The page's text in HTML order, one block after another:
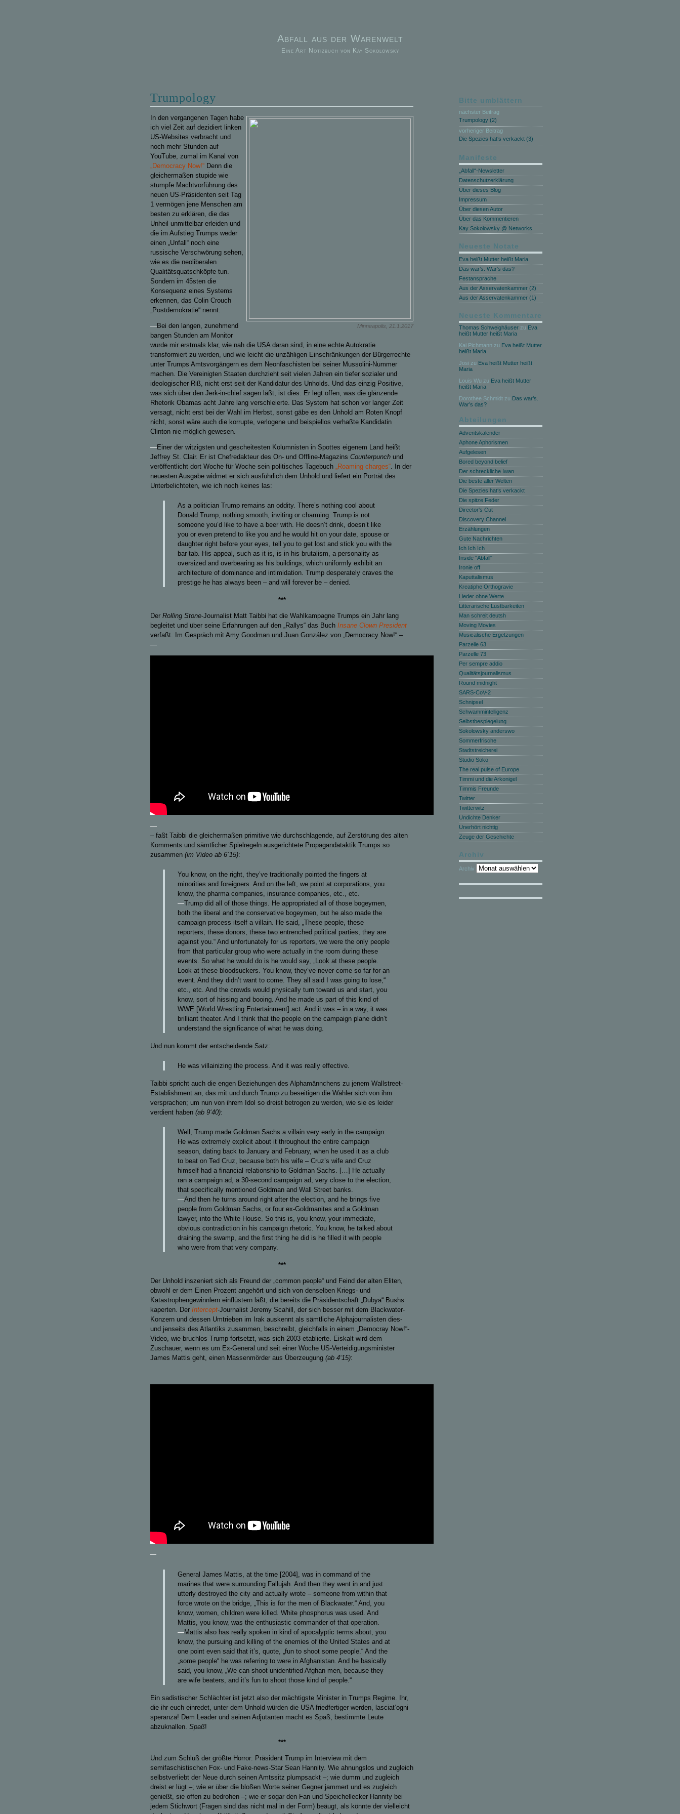
Abfall aus der Warenwelt
Eine Art Notizbuch von Kay Sokolowsky
Trumpology
Minneapolis, 21.1.2017
In den vergangenen Tagen habe
ich viel Zeit auf dezidiert linken
US-Websites verbracht und
noch mehr Stunden auf
YouTube, zumal im Kanal von
„Democracy Now!“ Denn die
gleichermaßen stupide wie
stumpfe Machtvorführung des
neuen US-Präsidenten seit Tag
1 vermögen jene Menschen am
besten zu erklären, die das
Unheil unmittelbar erleiden und
die im Aufstieg Trumps weder
einen „Unfall“ noch eine
russische Verschwörung sehen,
wie es die neoliberalen
Qualitätsquatschköpfe tun.
Sondern im 45sten die
Konsequenz eines Systems
erkennen, das Colin Crouch
„Postdemokratie“ nennt.
—Bei den langen, zunehmend
bangen Stunden am Monitor
wurde mir erstmals klar, wie nah die USA daran sind, in eine echte Autokratie
transformiert zu werden, und wie leicht die unzähligen Einschränkungen der Bürgerrechte
unter Trumps Amtsvorgängern es dem Neonfaschisten bei seiner Mussolini-Nummer
machen. Die Vereinigten Staaten durchzieht seit vielen Jahren ein tiefer sozialer und
ideologischer Riß, nicht erst seit der Kandidatur des Unholds. Und das einzig Positive,
was sich über den Jerk-in-chief sagen läßt, ist dies: Er legt offen, was die glänzende
Rhetorik Obamas acht Jahre lang verschleierte. Das System hat schon vor langer Zeit
versagt, nicht erst bei der Wahl im Herbst, sonst gäbe es den Unhold am Roten Knopf
nicht, sonst wäre auch die korrupte, verlogene und beispiellos verhaßte Kandidatin
Clinton nie möglich gewesen.
—Einer der witzigsten und gescheitesten Kolumnisten in Spottes eigenem Land heißt
Jeffrey St. Clair. Er ist Chefredakteur des On- und Offline-Magazins Counterpunch und
veröffentlicht dort Woche für Woche sein politisches Tagebuch „Roaming charges“. In der
neuesten Ausgabe widmet er sich ausführlich dem Unhold und liefert ein Porträt des
Unterbelichteten, wie ich noch keines las:
As a politician Trump remains an oddity. There’s nothing cool about
Donald Trump, nothing smooth, inviting or charming. Trump is not
someone you’d like to have a beer with. He doesn’t drink, doesn’t like
you or even pretend to like you and he would hit on your date, spouse or
daughter right before your eyes, tell you to get lost and stick you with the
bar tab. His appeal, such as it is, is in his brutalism, a personality as
oversized and overbearing as his buildings, which uniformly exhibit an
architecture of dominance and intimidation. Trump desperately craves the
prestige he has always been – and will forever be – denied.
***
Der Rolling Stone-Journalist Matt Taibbi hat die Wahlkampagne Trumps ein Jahr lang
begleitet und über seine Erfahrungen auf den „Rallys“ das Buch Insane Clown President
verfaßt. Im Gespräch mit Amy Goodman und Juan González von „Democracy Now!“ –
—
—
– faßt Taibbi die gleichermaßen primitive wie durchschlagende, auf Zerstörung des alten
Komments und sämtlicher Spielregeln ausgerichtete Propagandataktik Trumps so
zusammen (im Video ab 6`15):
You know, on the right, they’ve traditionally pointed the fingers at
minorities and foreigners. And on the left, we point at corporations, you
know, the pharma companies, insurance companies, etc., etc.
—Trump did all of those things. He appropriated all of those bogeymen,
both the liberal and the conservative bogeymen, but he also made the
campaign process itself a villain. He said, „These people, these
reporters, these donors, these two entrenched political parties, they are
against you.“ And unfortunately for us reporters, we were the only people
from that particular group who were actually in the room during these
events. So what he would do is he would say, „Look at these people.
Look at these bloodsuckers. You know, they’ve never come so far for an
event. And they didn’t want to come. They all said I was going to lose,“
etc., etc. And the crowds would physically turn toward us and start, you
know, sort of hissing and booing. And he made us part of this kind of
WWE [World Wrestling Entertainment] act. And it was – in a way, it was
brilliant theater. And I think that the people on the campaign plane didn’t
understand the significance of what he was doing.
Und nun kommt der entscheidende Satz:
He was villainizing the process. And it was really effective.
Taibbi spricht auch die engen Beziehungen des Alphamännchens zu jenem Wallstreet-
Establishment an, das mit und durch Trump zu beseitigen die Wähler sich von ihm
versprachen; um nun von ihrem Idol so dreist betrogen zu werden, wie sie es leider
verdient haben (ab 9‘40):
Well, Trump made Goldman Sachs a villain very early in the campaign.
He was extremely explicit about it throughout the entire campaign
season, dating back to January and February, when he used it as a club
to beat on Ted Cruz, because both his wife – Cruz’s wife and Cruz
himself had a financial relationship to Goldman Sachs. […] He actually
ran a campaign ad, a 30-second campaign ad, very close to the election,
that specifically mentioned Goldman and Wall Street banks.
—And then he turns around right after the election, and he brings five
people from Goldman Sachs, or four ex-Goldmanites and a Goldman
lawyer, into the White House. So this is, you know, your immediate,
obvious contradiction in his campaign rhetoric. You know, he talked about
draining the swamp, and the first thing he did is he filled it with people
who were from that very company.
***
Der Unhold inszeniert sich als Freund der „common people“ und Feind der alten Eliten,
obwohl er dem Einen Prozent angehört und sich von denselben Kriegs- und
Katastrophengewinnlern einflüstern läßt, die bereits die Präsidentschaft „Dubya“ Bushs
kaperten. Der Intercept-Journalist Jeremy Scahill, der sich besser mit dem Blackwater-
Konzern und dessen Umtrieben im Irak auskennt als sämtliche Alphajournalisten dies-
und jenseits des Atlantiks zusammen, beschreibt, gleichfalls in einem „Democray Now!“-
Video, wie bruchlos Trump fortsetzt, was sich 2003 etablierte. Eiskalt wird dem
Zuschauer, wenn es um Ex-General und seit einer Woche US-Verteidigungsminister
James Mattis geht, einen Massenmörder aus Überzeugung (ab 4‘15):
—
General James Mattis, at the time [2004], was in command of the
marines that were surrounding Fallujah. And then they went in and just
utterly destroyed the city and actually wrote – someone from within that
force wrote on the bridge, „This is for the men of Blackwater.“ And, you
know, women, children were killed. White phosphorus was used. And
Mattis, you know, was the enthusiastic commander of that operation.
—Mattis also has really spoken in kind of apocalyptic terms about, you
know, the pursuing and killing of the enemies of the United States and at
one point even said that it’s, quote, „fun to shoot some people.“ And the
„some people“ he was referring to were in Afghanistan. And he basically
said, you know, „We can shoot unidentified Afghan men, because they
are wife beaters, and it’s fun to shoot those kind of people.“
Ein sadistischer Schlächter ist jetzt also der mächtigste Minister in Trumps Regime. Ihr,
die ihr euch einredet, unter dem Unhold würden die USA friedfertiger werden, lasciat‘ogni
speranza! Dem Leader und seinen Adjutanten macht es Spaß, bestimmte Leute
abzuknallen. Spaß!
***
Und zum Schluß der größte Horror: Präsident Trump im Interview mit dem
semifaschistischen Fox- und Fake-news-Star Sean Hannity. Wie ahnungslos und zugleich
selbstverliebt der Neue durch seinen Amtssitz plumpsackt –; wie dumm und zugleich
dreist er lügt –; wie er über die bloßen Worte seiner Gegner jammert und es zugleich
genießt, sie offen zu bedrohen –; wie er sogar den Fan und Speichellecker Hannity bei
jedem Stichwort (Fragen sind das nicht mal in der Form) beäugt, als könnte der vielleicht
Bitte umblättern
nächster Beitrag
Trumpology (2)
vorheriger Beitrag
Die Spezies hat‘s verkackt (3)
Manifeste
„Abfall“-Newsletter
Datenschutzerklärung
Über dieses Blog
Impressum
Über diesen Autor
Über das Kommentieren
Kay Sokolowsky @ Networks
Neueste Notate
Eva heißt Mutter heißt Maria
Das war’s. War’s das?
Festansprache
Aus der Asservatenkammer (2)
Aus der Asservatenkammer (1)
Neueste Kommentare
Thomas Schweighäuser zu Eva
heißt Mutter heißt Maria
Kai Pichmann zu Eva heißt Mutter
heißt Maria
Josi zu Eva heißt Mutter heißt
Maria
Louis Wu zu Eva heißt Mutter
heißt Maria
Dorothee Schmidt zu Das war’s.
War’s das?
Abteilungen
Adventskalender
Aphone Aphorismen
Aufgelesen
Bored beyond belief
Der schreckliche Iwan
Die beste aller Welten
Die Spezies hat‘s verkackt
Die spitze Feder
Director's Cut
Discovery Channel
Erzählungen
Gute Nachrichten
Ich Ich Ich
Inside "Abfall"
Ironie off
Kaputtalismus
Kreatiphe Orthogravie
Lieder ohne Werte
Litterarische Lustbarkeiten
Man schreit deutsh
Moving Movies
Musicalische Ergetzungen
Parzelle 63
Parzelle 73
Per sempre addio
Qualitätsjournalismus
Round midnight
SARS-CoV-2
Schnipsel
Schwammintelligenz
Selbstbespiegelung
Sokolowsky anderswo
Sommerfrische
Stadtstreicherei
Studio Soko
The real pulse of Europe
Timmi und die Arkonigel
Timmis Freunde
Twitter
Twitterwitz
Undichte Denker
Unerhört nichtig
Zeuge der Geschichte
Archiv
Archiv